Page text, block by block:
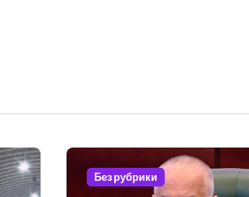
Без рубрики